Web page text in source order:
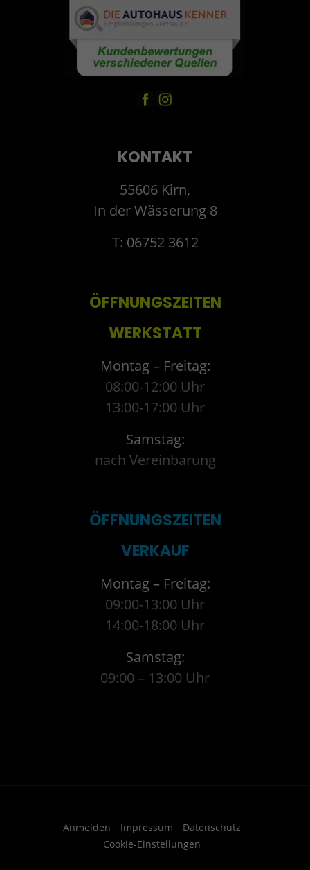
KONTAKT
55606 Kirn,
In der Wässerung 8
T: 06752 3612
ÖFFNUNGSZEITEN
WERKSTATT
Montag – Freitag:
08:00-12:00 Uhr
13:00-17:00 Uhr
Samstag:
nach Vereinbarung
ÖFFNUNGSZEITEN
VERKAUF
Montag – Freitag:
09:00-13:00 Uhr
14:00-18:00 Uhr
Samstag:
09:00 – 13:00 Uhr
Anmelden Impressum
Datenschutz
Cookie-Einstellungen